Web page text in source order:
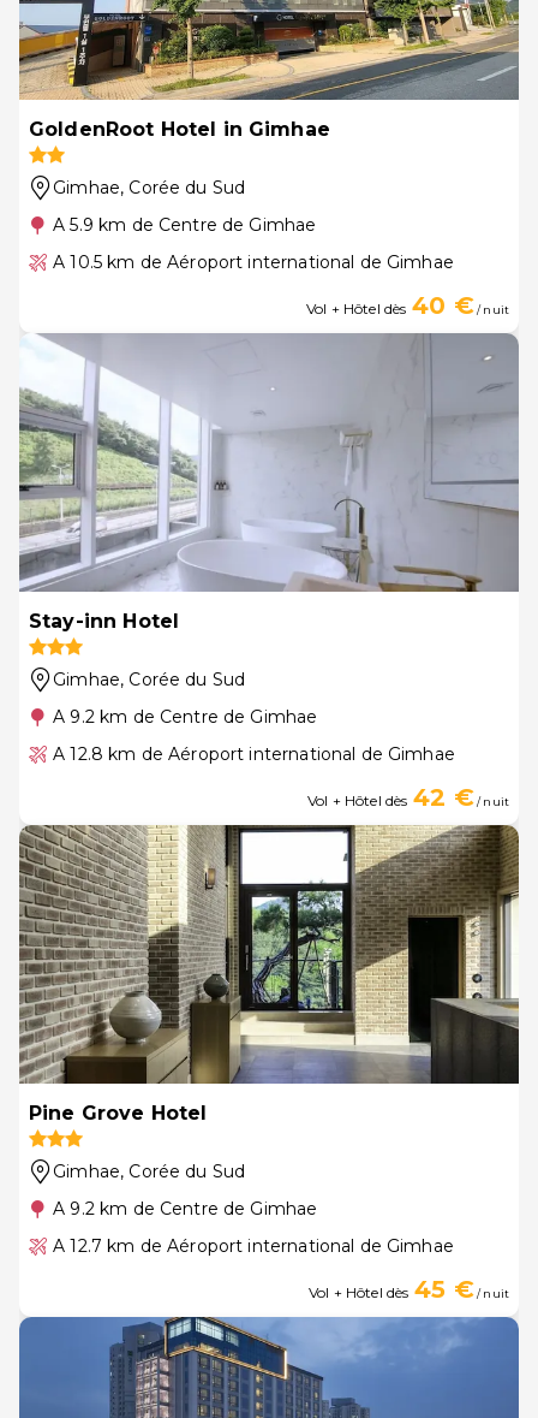
GoldenRoot Hotel in Gimhae
Gimhae, Corée du Sud
A 5.9 km de Centre de Gimhae
A 10.5 km de Aéroport international de Gimhae
Vol + Hôtel dès 40 €/ nuit
Stay-inn Hotel
Gimhae, Corée du Sud
A 9.2 km de Centre de Gimhae
A 12.8 km de Aéroport international de Gimhae
Vol + Hôtel dès 42 €/ nuit
Pine Grove Hotel
Gimhae, Corée du Sud
A 9.2 km de Centre de Gimhae
A 12.7 km de Aéroport international de Gimhae
Vol + Hôtel dès 45 €/ nuit